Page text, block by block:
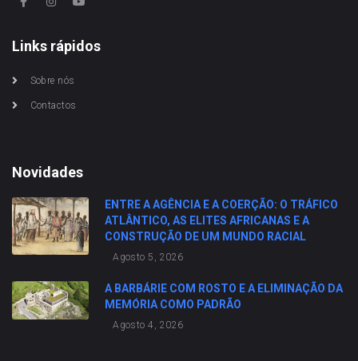
Links rápidos
Sobre nós
Contactos
Novidades
ENTRE A AGÊNCIA E A COERÇÃO: O TRÁFICO
ATLÂNTICO, AS ELITES AFRICANAS E A
CONSTRUÇÃO DE UM MUNDO RACIAL
Agosto 5, 2026
A BARBÁRIE COM ROSTO E A ELIMINAÇÃO DA
MEMÓRIA COMO PADRÃO
Agosto 4, 2026